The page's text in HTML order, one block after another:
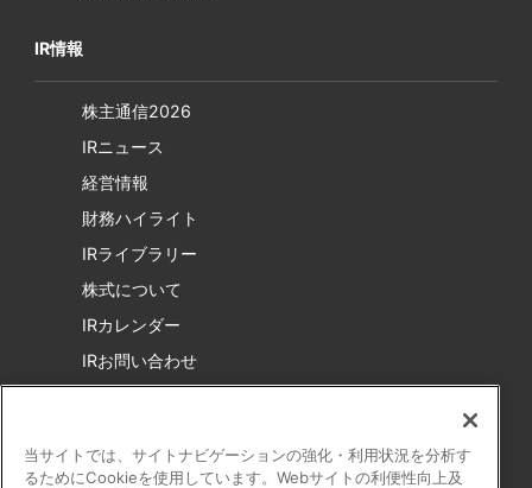
IR情報
株主通信2026
IRニュース
経営情報
財務ハイライト
IRライブラリー
株式について
IRカレンダー
IRお問い合わせ
当サイトでは、サイトナビゲーションの強化・利用状況を分析す
るためにCookieを使用しています。Webサイトの利便性向上及